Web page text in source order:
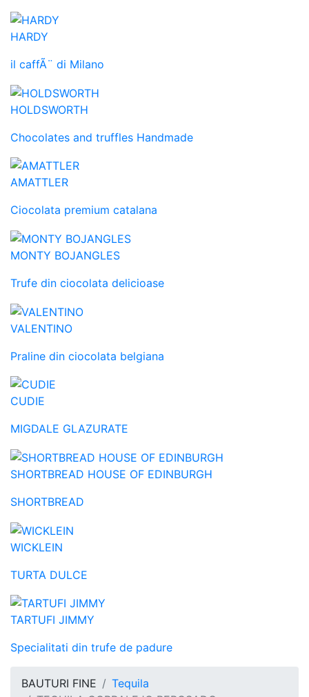
HARDY
il caffÃ¨ di Milano
HOLDSWORTH
Chocolates and truffles Handmade
AMATTLER
Ciocolata premium catalana
MONTY BOJANGLES
Trufe din ciocolata delicioase
VALENTINO
Praline din ciocolata belgiana
CUDIE
MIGDALE GLAZURATE
SHORTBREAD HOUSE OF EDINBURGH
SHORTBREAD
WICKLEIN
TURTA DULCE
TARTUFI JIMMY
Specialitati din trufe de padure
BAUTURI FINE
Tequila